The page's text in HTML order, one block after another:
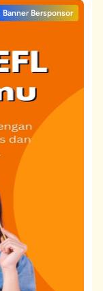
Banner Bersponsor